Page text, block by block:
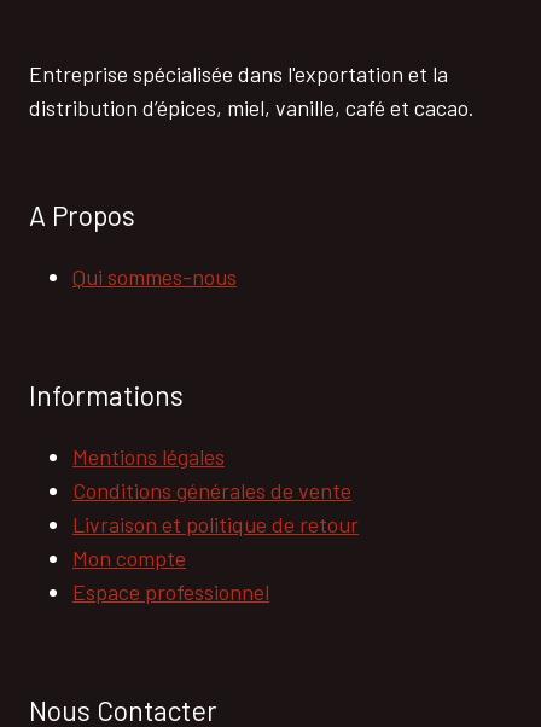
Entreprise spécialisée dans l'exportation et la
distribution d’épices, miel, vanille, café et cacao.
A Propos
Qui sommes-nous
Informations
Mentions légales
Conditions générales de vente
Livraison et politique de retour
Mon compte
Espace professionnel
Nous Contacter